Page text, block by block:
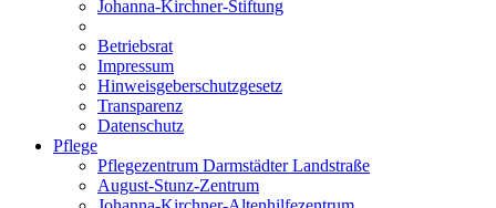
Johanna-Kirchner-Stiftung
Betriebsrat
Impressum
Hinweisgeberschutzgesetz
Transparenz
Datenschutz
Pflege
Pflegezentrum Darmstädter Landstraße
August-Stunz-Zentrum